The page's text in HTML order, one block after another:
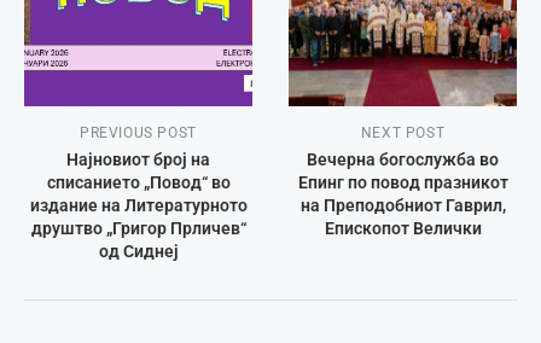
PREVIOUS POST
Најновиот број на
списанието „Повод“ во
издание на Литературното
друштво „Григор Прличев“
од Сиднеј
NEXT POST
Вечерна богослужба во
Епинг по повод празникот
на Преподобниот Гаврил,
Епископот Велички